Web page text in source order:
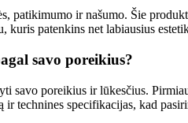
ir našumo. Šie
patenkins net labiausius
savo poreikius?
poreikius ir lūkesčius.
technines specifikacijas, kad